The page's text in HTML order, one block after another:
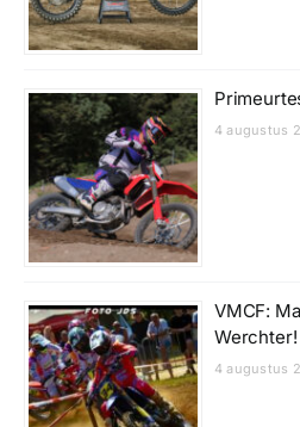
4 augustus
VMCF:
Werchter!
4 augustus